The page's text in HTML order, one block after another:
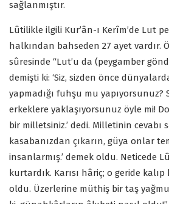
sağlanmıştır.
Lûtilikle ilgili Kur’ân-ı Kerîm’de Lut
halkından bahseden 27 ayet vardır.
sûresinde “Lut’u da (peygamber
demişti ki: ‘Siz, sizden önce
yapmadığı fuhşu mu yapıyorsunuz?
erkeklere yaklaşıyorsunuz öyle mi!
bir milletsiniz.’ dedi. Milletinin cevabı
kasabanızdan çıkarın, güya onlar
insanlarmış.’ demek oldu. Neticede
kurtardık. Karısı hâriç; o geride
oldu. Üzerlerine müthiş bir taş